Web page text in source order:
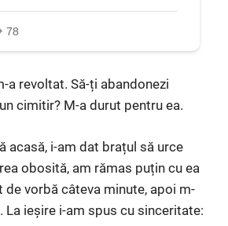
a revoltat. Să-ți abandonezi
cimitir? M-a durut pentru ea.
acasă, i-am dat brațul să urce
obosită, am rămas puțin cu ea
de vorbă câteva minute, apoi m-
La ieșire i-am spus cu sinceritate: